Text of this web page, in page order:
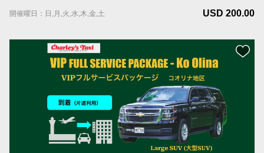
開催曜日：日,月,火,水,木,金,土 USD 200.00